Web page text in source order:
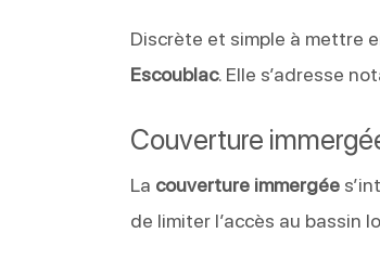
Discrète et simple à mettre
Escoublac. Elle s’adresse
Couverture
La couverture immergée
de limiter l’accès au bassin